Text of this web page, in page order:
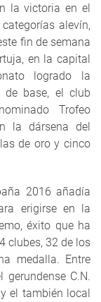
la victoria en el
alevín,
fin de semana
en la capital
logrado la
de base, el club
Trofeo
la dársena del
de oro y cinco
2016 añadía
erigirse en la
éxito que ha
clubes, 32 de los
medalla. Entre
C.N.
el también local